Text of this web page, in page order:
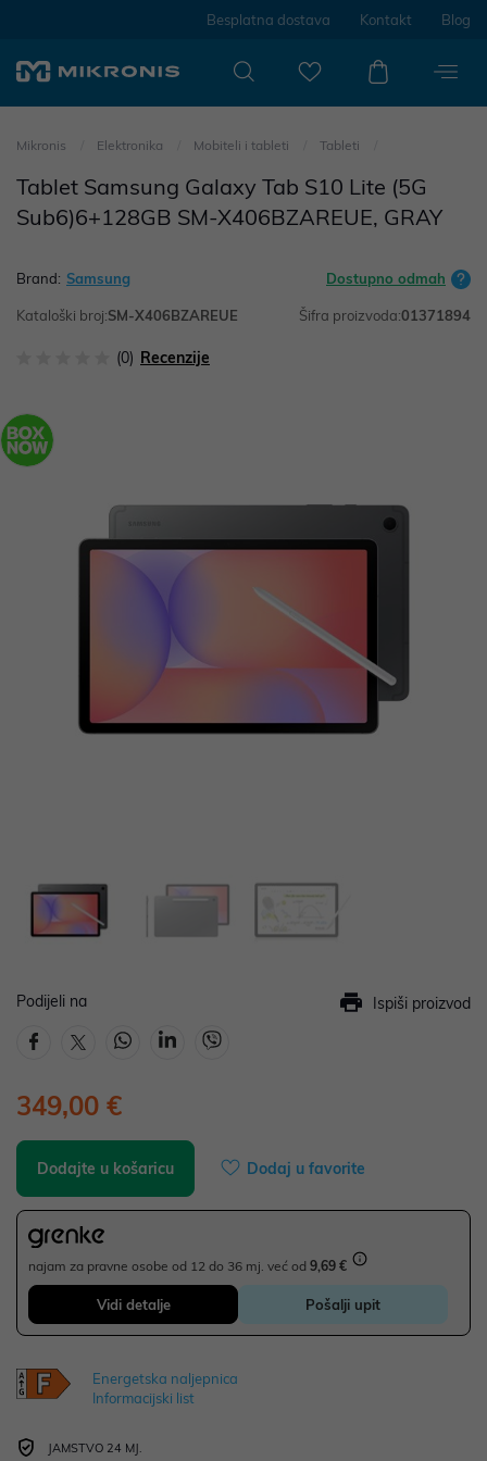
Besplatna dostava Kontakt Blog
Mikronis Elektronika Mobiteli i tableti Tableti
Tablet Samsung Galaxy Tab S10 Lite (5G
Sub6)6+128GB SM-X406BZAREUE, GRAY
Brand: Samsung Dostupno odmah
Kataloški broj:SM-X406BZAREUE Šifra proizvoda:01371894
(0) Recenzije
Podijeli na Ispiši proizvod
349,00 €
Dodajte u košaricu Dodaj u favorite
najam za pravne osobe od 12 do 36 mj. već od 9,69 €
Vidi detalje Pošalji upit
Energetska naljepnica
Informacijski list
JAMSTVO 24 MJ.